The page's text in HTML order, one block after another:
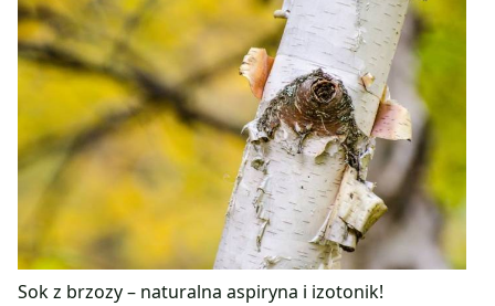
Sok z brzozy – naturalna aspiryna i izotonik!